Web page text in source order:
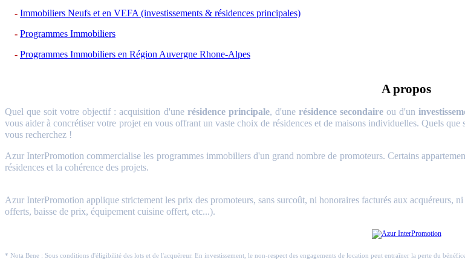
Immobiliers Neufs et en VEFA (investissements & résidences principales)
Programmes Immobiliers
Programmes Immobiliers en Région Auvergne Rhone-Alpes
A propos
Quel que soit votre objectif : acquisition d'une résidence principale, d'une résidence secondaireou d'un
vous aider à concrétiser votre projet en vous offrant un vaste choix de résidences et de maisons individuelles. Quels
vous recherchez !
Azur InterPromotion commercialise les programmes immobiliers d'un grand nombre de promoteurs. Certains
résidences et la cohérence des projets.
Azur InterPromotion applique strictement les prix des promoteurs, sans surcoût, ni honoraires facturés aux acquéreurs,
offerts, baisse de prix, équipement cuisine offert, etc...).
* Nota Bene : Sous conditions d'éligibilité des lots et de l'acquéreur. En investissement, le non-respect des engagements de location peut entraîner la perte du